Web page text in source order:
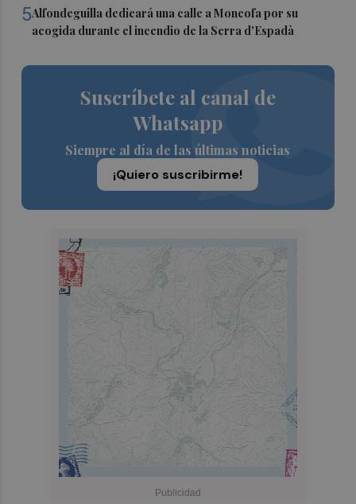
5Alfondeguilla dedicará una calle a Moncofa por su
acogida durante el incendio de la Serra d'Espadà
Suscríbete al canal de
Whatsapp
Siempre al día de las últimas noticias
¡Quiero suscribirme!